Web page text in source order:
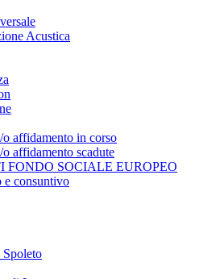
Acustica
o affidamento in corso
affidamento scadute
SOCIALE EUROPEO
consuntivo